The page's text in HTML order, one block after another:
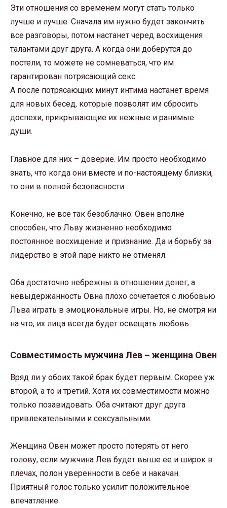
Эти отношения со временем могут стать только
лучше и лучше. Сначала им нужно будет закончить
все разговоры, потом настанет черед восхищения
талантами друг друга. А когда они доберутся до
постели, то можете не сомневаться, что им
гарантирован потрясающий секс.
А после потрясающих минут интима настанет время
для новых бесед, которые позволят им сбросить
доспехи, прикрывающие их нежные и ранимые
души.
Главное для них – доверие. Им просто необходимо
знать, что когда они вместе и по-настоящему близки,
то они в полной безопасности.
Конечно, не все так безоблачно: Овен вполне
способен, что Льву жизненно необходимо
постоянное восхищение и признание. Да и борьбу за
лидерство в этой паре никто не отменял.
Оба достаточно небрежны в отношении денег, а
невыдержанность Овна плохо сочетается с любовью
Льва играть в эмоциональные игры. Но, не смотря ни
на что, их лица всегда будет освещать любовь.
Совместимость мужчина Лев – женщина Овен
Вряд ли у обоих такой брак будет первым. Скорее уж
второй, а то и третий. Хотя их совместимости можно
только позавидовать. Оба считают друг друга
привлекательными и сексуальными.
Женщина Овен может просто потерять от него
голову, если мужчина Лев будет выше ее и широк в
плечах, полон уверенности в себе и накачан.
Приятный голос только усилит положительное
впечатление.